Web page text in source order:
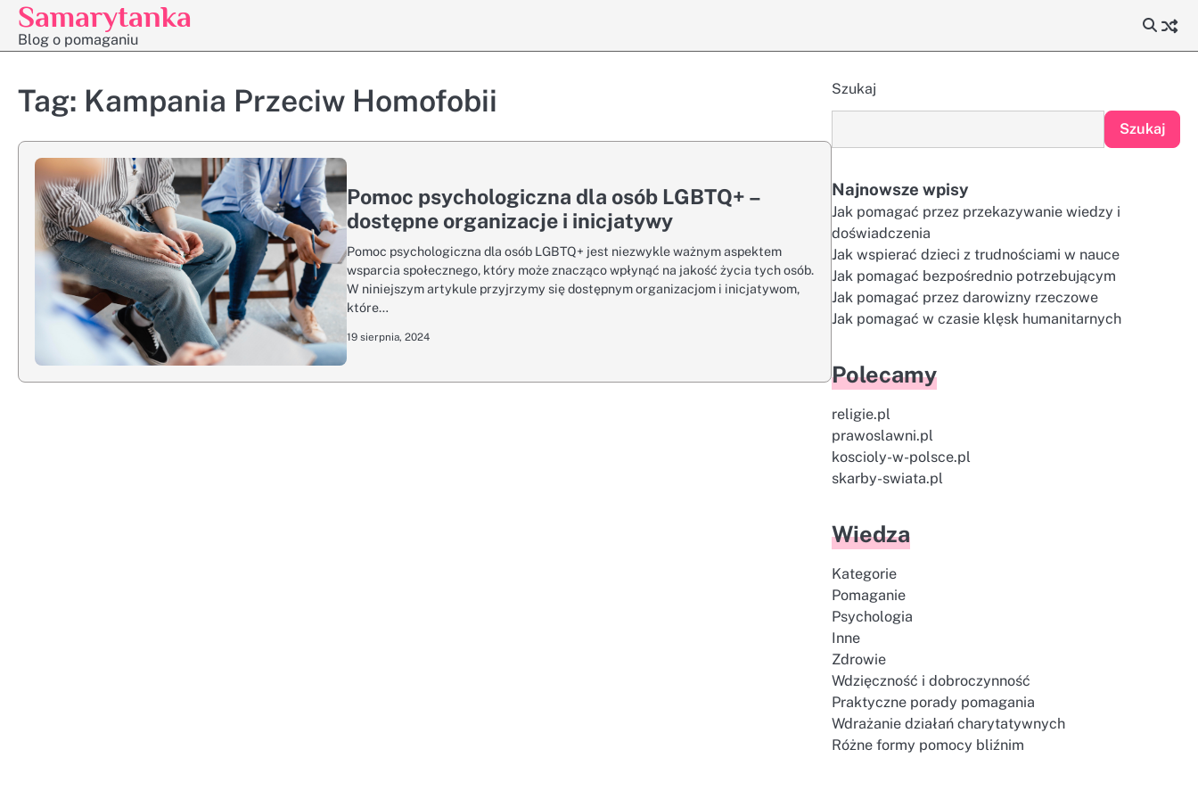
Skip
content
Samarytanka
Blog o pomaganiu
Tag: Kampania Przeciw Homofobii
Pomoc psychologiczna dla osób LGBTQ+ –
dostępne organizacje i inicjatywy
Pomoc psychologiczna dla osób LGBTQ+ jest niezwykle ważnym aspektem
wsparcia społecznego, który może znacząco wpłynąć na jakość życia tych osób.
W niniejszym artykule przyjrzymy się dostępnym organizacjom i inicjatywom,
które…
19 sierpnia, 2024
Szukaj
Szukaj
Najnowsze wpisy
Jak pomagać przez przekazywanie wiedzy i
doświadczenia
Jak wspierać dzieci z trudnościami w nauce
Jak pomagać bezpośrednio potrzebującym
Jak pomagać przez darowizny rzeczowe
Jak pomagać w czasie klęsk humanitarnych
Polecamy
religie.pl
prawoslawni.pl
koscioly-w-polsce.pl
skarby-swiata.pl
Wiedza
Kategorie
Pomaganie
Psychologia
Inne
Zdrowie
Wdzięczność i dobroczynność
Praktyczne porady pomagania
Wdrażanie działań charytatywnych
Różne formy pomocy bliźnim